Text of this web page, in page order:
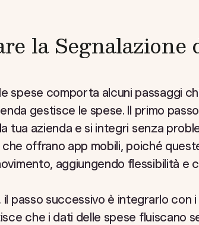
la Segnalazione
spese comporta alcuni passaggi
gestisce le spese. Il primo
tua azienda e si integri senza
offrano app mobili, poiché
aggiungendo flessibilità e
passo successivo è integrarlo con
che i dati delle spese fluiscano